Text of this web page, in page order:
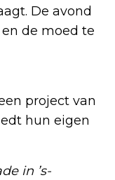
De avond
de moed te
project van
hun eigen
in ’s-